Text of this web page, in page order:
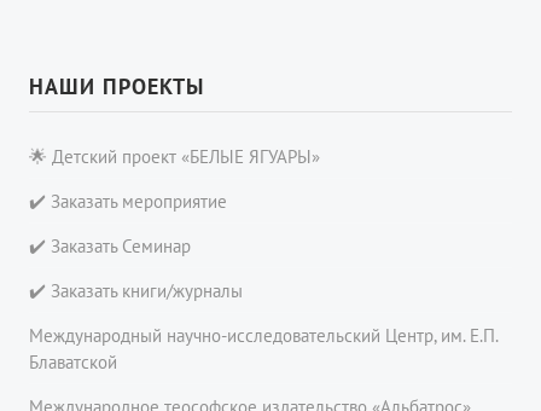
НАШИ ПРОЕКТЫ
🌟 Детский проект «БЕЛЫЕ ЯГУАРЫ»
✔️ Заказать мероприятие
✔️ Заказать Семинар
✔️ Заказать книги/журналы
Международный научно-исследовательский Центр, им. Е.П.
Блаватской